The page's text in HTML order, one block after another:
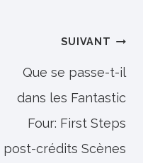
SUIVANT
Que se passe-t-il
dans les Fantastic
Four: First Steps
post-crédits Scènes